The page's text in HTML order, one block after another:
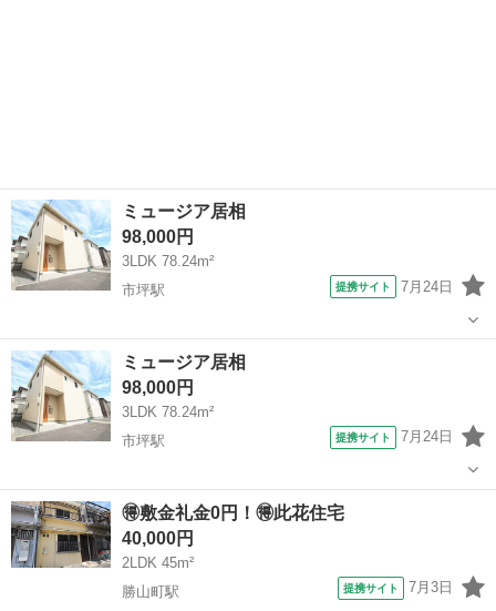
ミュージア居相
98,000円
3LDK 78.24m²
市坪駅
提携サイト 7月24日
愛媛 松山市 一戸建て
ミュージア居相
98,000円
3LDK 78.24m²
市坪駅
提携サイト 7月24日
愛媛 松山市 市坪駅 一戸建て
🉐敷金礼金0円！🉐此花住宅
40,000円
2LDK 45m²
勝山町駅
提携サイト 7月3日